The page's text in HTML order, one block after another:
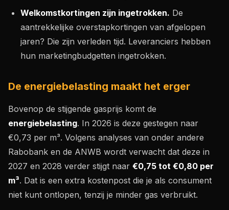
Welkomstkortingen zijn ingetrokken. De
aantrekkelijke overstapkortingen van afgelopen
jaren? Die zijn verleden tijd. Leveranciers hebben
hun marketingbudgetten ingetrokken.
De energiebelasting maakt het erger
Bovenop de stijgende gasprijs komt de
energiebelasting. In 2026 is deze gestegen naar
€0,73 per m³. Volgens analyses van onder andere
Rabobank en de ANWB wordt verwacht dat deze in
2027 en 2028 verder stijgt naar €0,75 tot €0,80 per
m³. Dat is een extra kostenpost die je als consument
niet kunt ontlopen, tenzij je minder gas verbruikt.